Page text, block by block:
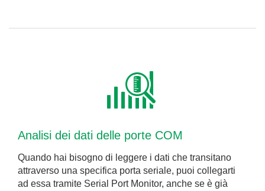
Analisi dei dati delle porte COM
Quando hai bisogno di leggere i dati che transitano
attraverso una specifica porta seriale, puoi collegarti
ad essa tramite Serial Port Monitor, anche se è già